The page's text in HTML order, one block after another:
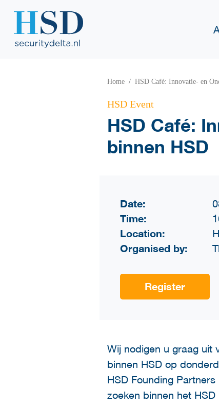
Home HSD Café: Innovatie- en
HSD Event
HSD Café:
binnen HSD
Date:
Time:
Location:
Organised by:
Register
Wij nodigen u graag uit
binnen HSD op
HSD Founding
zoeken binnen het HSD